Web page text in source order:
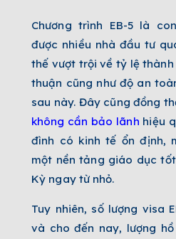
Chương trình EB-5 là
được nhiều nhà đầu tư
thế vượt trội về tỷ lệ
thuận cũng như độ an
sau này. Đây cũng đồng
không cần bảo lãnh hiệu
đình có kinh tế ổn định,
một nền tảng giáo dục
Kỳ ngay từ nhỏ.
Tuy nhiên, số lượng visa
và cho đến nay, lượng